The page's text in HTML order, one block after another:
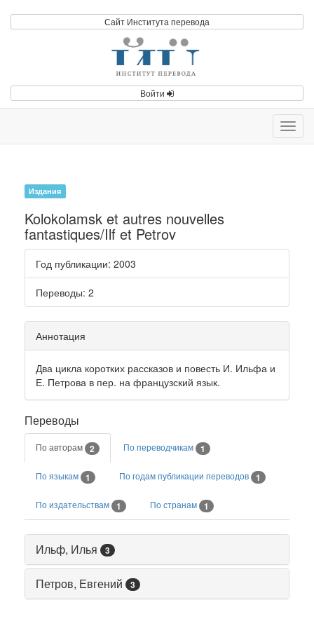
Сайт Института перевода
Войти
Издания
Kolokolamsk et autres nouvelles
fantastiques/Ilf et Petrov
Год публикации: 2003
Переводы: 2
Аннотация
Два цикла коротких рассказов и повесть И. Ильфа и
Е. Петрова в пер. на французский язык.
Переводы
По авторам 2 По переводчикам 1
По языкам 1 По годам публикации переводов 1
По издательствам 1 По странам 1
Ильф, Илья 3
Петров, Евгений 3